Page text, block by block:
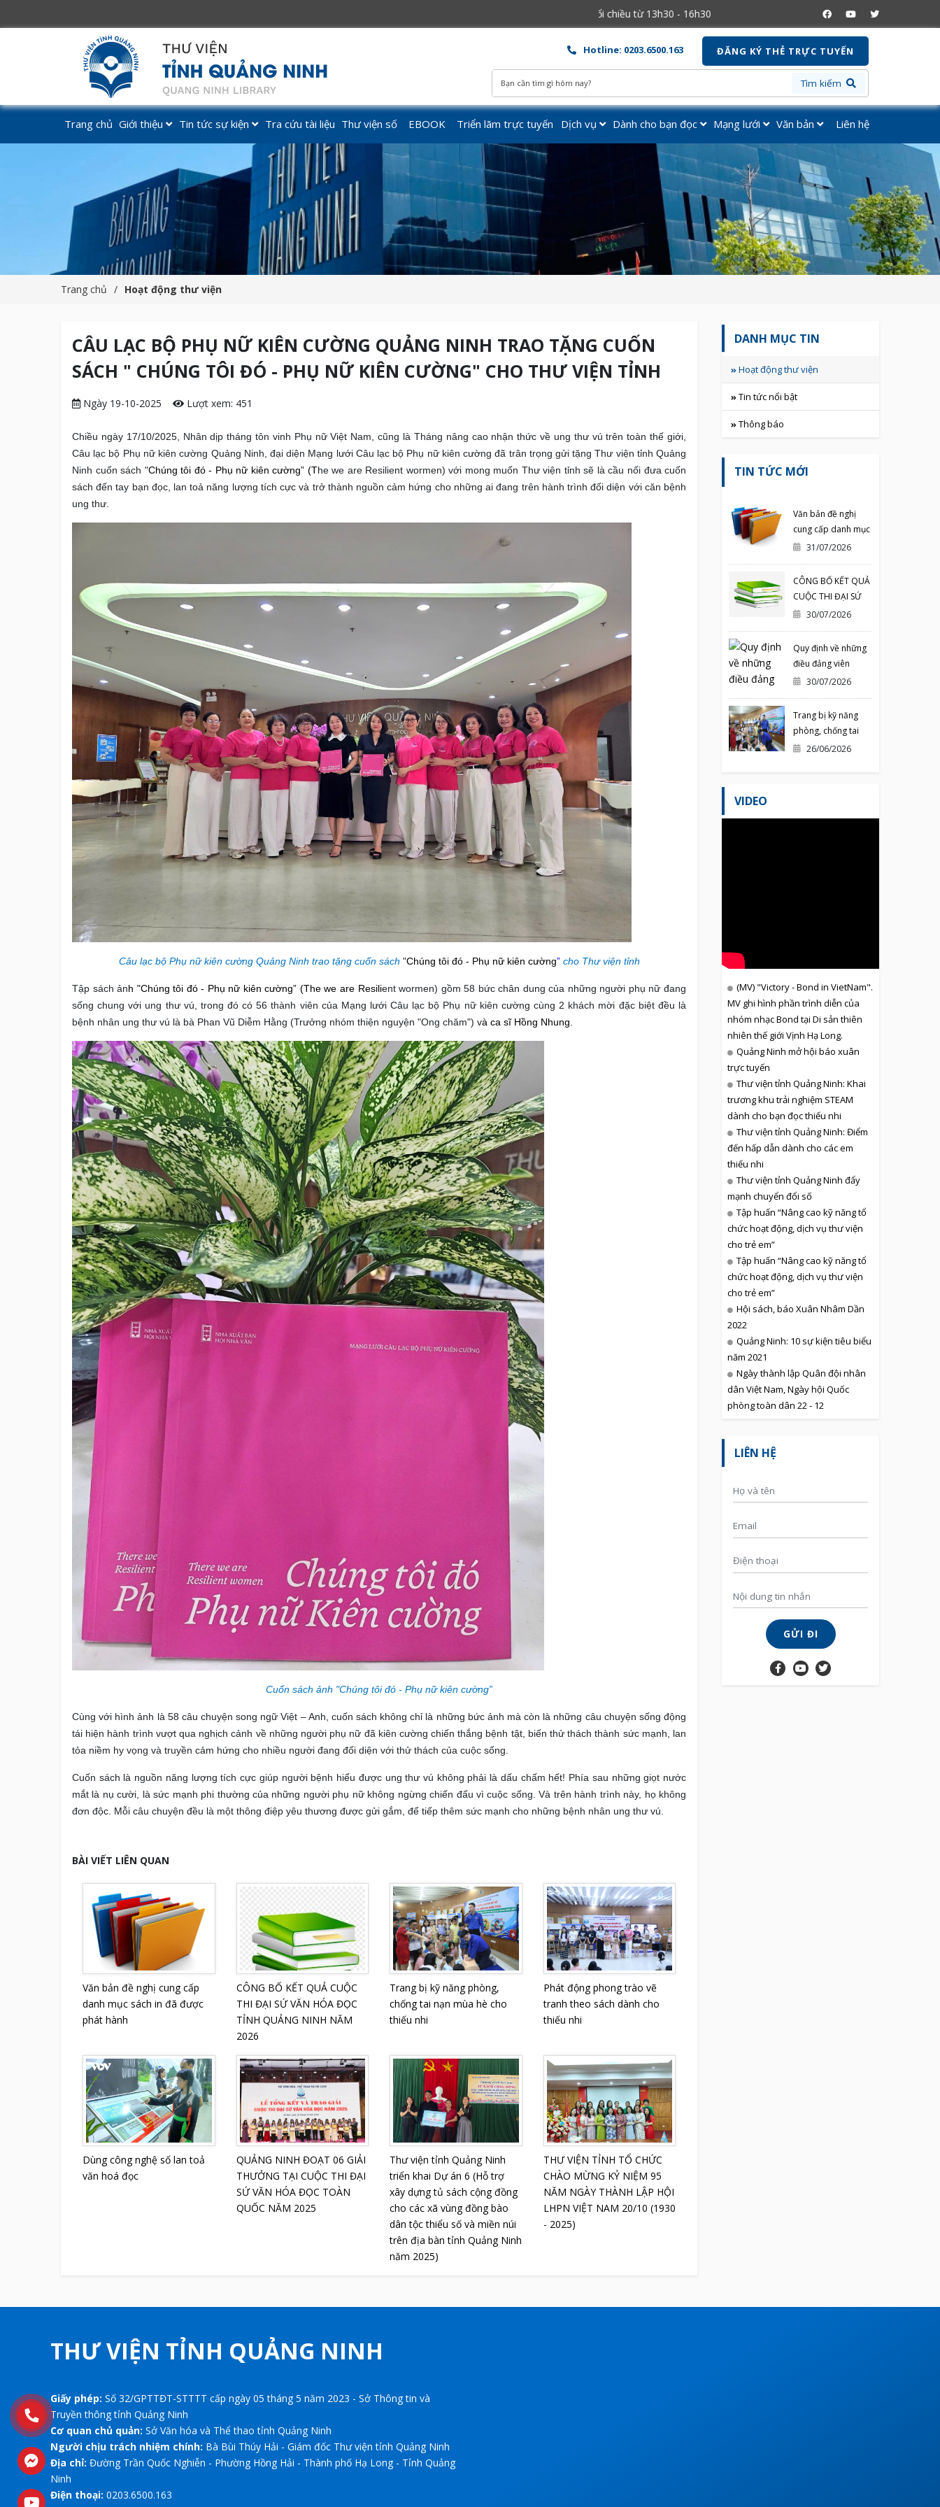
Mở cửa các ngày từ Thứ 3 – Chủ Nhật hàng tuần. Buổi sáng từ 7h30 - 12h00. Buổi chiều từ 13h30 - 16h30
Hotline: 0203.6500.163 ĐĂNG KÝ THẺ TRỰC TUYẾN
Tìm kiếm
Trang chủ Giới thiệu Tin tức sự kiện Tra cứu tài liệu Thư viện số EBOOK Triển lãm trực tuyến Dịch vụ Dành cho bạn đọc Mạng lưới Văn bản Liên hệ
Trang chủ Hoạt động thư viện
CÂU LẠC BỘ PHỤ NỮ KIÊN CƯỜNG QUẢNG NINH TRAO TẶNG CUỐN
SÁCH " CHÚNG TÔI ĐÓ - PHỤ NỮ KIÊN CƯỜNG" CHO THƯ VIỆN TỈNH
Ngày 19-10-2025 Lượt xem: 451
Chiều ngày 17/10/2025, Nhân dịp tháng tôn vinh Phụ nữ Việt Nam, cũng là Tháng nâng cao nhận thức về ung thư vú trên toàn thế giới,
Câu lạc bộ Phụ nữ kiên cường Quảng Ninh, đại diện Mạng lưới Câu lạc bộ Phụ nữ kiên cường đã trân trọng gửi tặng Thư viện tỉnh Quảng
Ninh cuốn sách "Chúng tôi đó - Phụ nữ kiên cường” (The we are Resilient wormen) với mong muốn Thư viện tỉnh sẽ là cầu nối đưa cuốn
sách đến tay bạn đọc, lan toả năng lượng tích cực và trở thành nguồn cảm hứng cho những ai đang trên hành trình đối diện với căn bệnh
ung thư.
Câu lạc bộ Phụ nữ kiên cường Quảng Ninh trao tặng cuốn sách "Chúng tôi đó - Phụ nữ kiên cường”cho Thư viện tỉnh
Tập sách ảnh "Chúng tôi đó - Phụ nữ kiên cường” (The we are Resilient wormen) gồm 58 bức chân dung của những người phụ nữ đang
sống chung với ung thư vú, trong đó có 56 thành viên của Mạng lưới Câu lạc bộ Phụ nữ kiên cường cùng 2 khách mời đặc biệt đều là
bệnh nhân ung thư vú là bà Phan Vũ Diễm Hằng (Trưởng nhóm thiện nguyện "Ong chăm") và ca sĩ Hồng Nhung
Cuốn sách ảnh "Chúng tôi đó - Phụ nữ kiên cường”
Cùng với hình ảnh là 58 câu chuyện song ngữ Việt – Anh, cuốn sách không chỉ là những bức ảnh mà còn là những câu chuyện sống động
tái hiện hành trình vượt qua nghịch cảnh về những người phụ nữ đã kiên cường chiến thắng bệnh tật, biến thử thách thành sức mạnh, lan
tỏa niềm hy vọng và truyền cảm hứng cho nhiều người đang đối diện với thử thách của cuộc sống.
Cuốn sách là nguồn năng lượng tích cực giúp người bệnh hiểu được ung thư vú không phải là dấu chấm hết! Phía sau những giọt nước
mắt là nụ cười, là sức mạnh phi thường của những người phụ nữ không ngừng chiến đấu vì cuộc sống. Và trên hành trình này, họ không
đơn độc. Mỗi câu chuyện đều là một thông điệp yêu thương được gửi gắm, để tiếp thêm sức mạnh cho những bệnh nhân ung thư vú.
BÀI VIẾT LIÊN QUAN
Văn bản đề nghị cung cấp
danh mục sách in đã được
phát hành
CÔNG BỐ KẾT QUẢ CUỘC
THI ĐẠI SỨ VĂN HÓA ĐỌC
TỈNH QUẢNG NINH NĂM
2026
Trang bị kỹ năng phòng,
chống tai nạn mùa hè cho
thiếu nhi
Phát động phong trào vẽ
tranh theo sách dành cho
thiếu nhi
Dùng công nghệ số lan toả
văn hoá đọc
QUẢNG NINH ĐOẠT 06 GIẢI
THƯỞNG TẠI CUỘC THI ĐẠI
SỨ VĂN HÓA ĐỌC TOÀN
QUỐC NĂM 2025
Thư viện tỉnh Quảng Ninh
triển khai Dự án 6 (Hỗ trợ
xây dựng tủ sách cộng đồng
cho các xã vùng đồng bào
dân tộc thiểu số và miền núi
trên địa bàn tỉnh Quảng Ninh
năm 2025)
THƯ VIỆN TỈNH TỔ CHỨC
CHÀO MỪNG KỶ NIỆM 95
NĂM NGÀY THÀNH LẬP HỘI
LHPN VIỆT NAM 20/10 (1930
- 2025)
DANH MỤC TIN
Hoạt động thư viện
Tin tức nổi bật
Thông báo
TIN TỨC MỚI
Văn bản đề nghị
cung cấp danh mục
sách in đã được
31/07/2026
CÔNG BỐ KẾT QUẢ
CUỘC THI ĐẠI SỨ
VĂN HÓA ĐỌC
NĂM 2026
30/07/2026
Quy định về những
điều đảng viên
không được làm
30/07/2026
Trang bị kỹ năng
phòng, chống tai
nạn mùa hè cho
26/06/2026
VIDEO
(MV) "Victory - Bond in VietNam".
MV ghi hình phần trình diễn của
nhóm nhạc Bond tại Di sản thiên
nhiên thế giới Vịnh Hạ Long.
Quảng Ninh mở hội báo xuân
trực tuyến
Thư viện tỉnh Quảng Ninh: Khai
trương khu trải nghiệm STEAM
dành cho bạn đọc thiếu nhi
Thư viện tỉnh Quảng Ninh: Điểm
đến hấp dẫn dành cho các em
thiếu nhi
Thư viện tỉnh Quảng Ninh đẩy
mạnh chuyển đổi số
Tập huấn “Nâng cao kỹ năng tổ
chức hoạt động, dịch vụ thư viện
cho trẻ em”
Tập huấn “Nâng cao kỹ năng tổ
chức hoạt động, dịch vụ thư viện
cho trẻ em”
Hội sách, báo Xuân Nhâm Dần
2022
Quảng Ninh: 10 sự kiện tiêu biểu
năm 2021
Ngày thành lập Quân đội nhân
dân Việt Nam, Ngày hội Quốc
phòng toàn dân 22 - 12
LIÊN HỆ
GỬI ĐI
THƯ VIỆN TỈNH QUẢNG NINH
Giấy phép: Số 32/GPTTĐT-STTTT cấp ngày 05 tháng 5 năm 2023 - Sở Thông tin và
Truyền thông tỉnh Quảng Ninh
Cơ quan chủ quản: Sở Văn hóa và Thể thao tỉnh Quảng Ninh
Người chịu trách nhiệm chính: Bà Bùi Thúy Hải - Giám đốc Thư viện tỉnh Quảng Ninh
Địa chỉ: Đường Trần Quốc Nghiễn - Phường Hồng Hải - Thành phố Hạ Long - Tỉnh Quảng
Ninh
Điện thoại: 0203.6500.163